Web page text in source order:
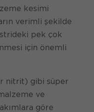
kesimi
verimli şekilde
pek çok
için önemli
nitrit) gibi süper
ve
göre